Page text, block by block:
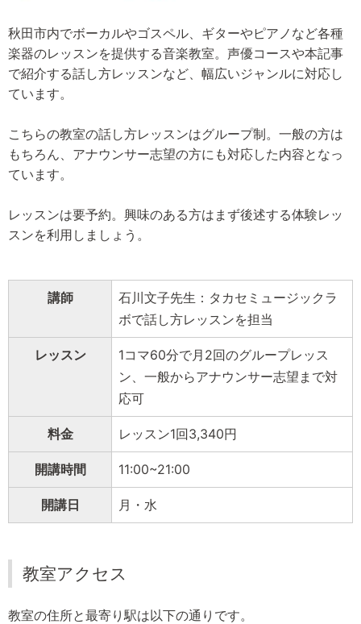
秋田市内でボーカルやゴスペル、ギターやピアノなど各種
楽器のレッスンを提供する音楽教室。声優コースや本記事
で紹介する話し方レッスンなど、幅広いジャンルに対応し
ています。
こちらの教室の話し方レッスンはグループ制。一般の方は
もちろん、アナウンサー志望の方にも対応した内容となっ
ています。
レッスンは要予約。興味のある方はまず後述する体験レッ
スンを利用しましょう。
講師
石川文子先生：タカセミュージックラ
ボで話し方レッスンを担当
レッスン
1コマ60分で月2回のグループレッス
ン、一般からアナウンサー志望まで対
応可
料金 レッスン1回3,340円
開講時間 11:00~21:00
開講日 月・水
教室アクセス
教室の住所と最寄り駅は以下の通りです。